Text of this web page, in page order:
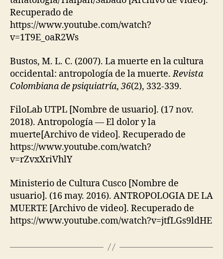
Recuperado de
https://www.youtube.com/watch?
v=1T9E_oaR2Ws
Bustos, M. L. C. (2007). La muerte en la cultura
occidental: antropología de la muerte.Revista
Colombiana de psiquiatría, 36(2), 332-339.
FiloLab UTPL [Nombre de usuario]. (17 nov.
2018). Antropología — El dolor y la
muerte[Archivo de video]. Recuperado de
https://www.youtube.com/watch?
v=rZvxXriVhlY
Ministerio de Cultura Cusco [Nombre de
usuario]. (16 may. 2016). ANTROPOLOGIA DE LA
MUERTE [Archivo de video]. Recuperado de
https://www.youtube.com/watch?v=jtfLGs9ldHE